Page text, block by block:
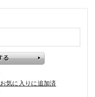
お気に入りに追加済